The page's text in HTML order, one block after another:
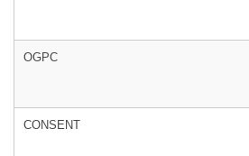
OGPC
CONSENT